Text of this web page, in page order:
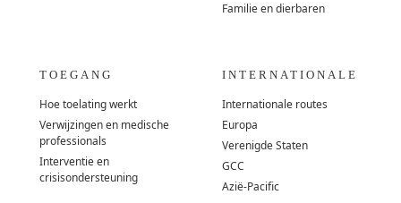
Familie en dierbaren
TOEGANG
Hoe toelating werkt
Verwijzingen en medische
professionals
Interventie en
crisisondersteuning
INTERNATIONALE
Internationale routes
Europa
Verenigde Staten
GCC
Azië-Pacific